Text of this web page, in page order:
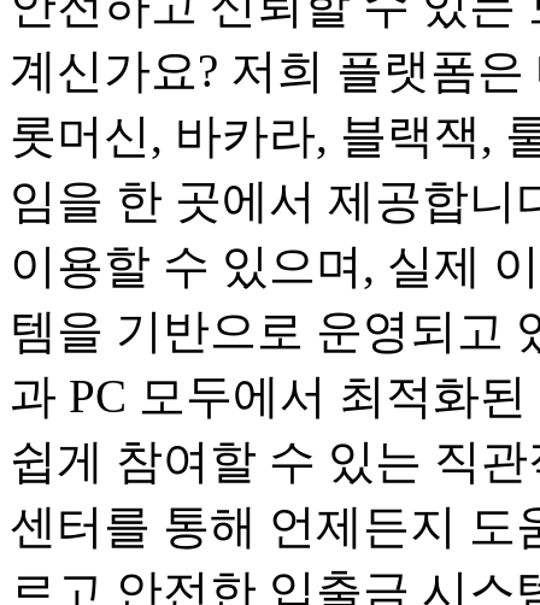
계신가요? 저희 플랫폼
롯머신, 바카라, 블랙잭,
임을 한 곳에서 제공합니
이용할 수 있으며, 실제
템을 기반으로 운영되고
과 PC 모두에서 최적화
쉽게 참여할 수 있는 직
센터를 통해 언제든지 도
르고 안전한 입출금 시스